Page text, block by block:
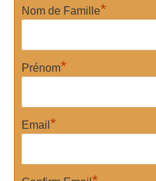
Nom de Famille*
Prénom*
Email *